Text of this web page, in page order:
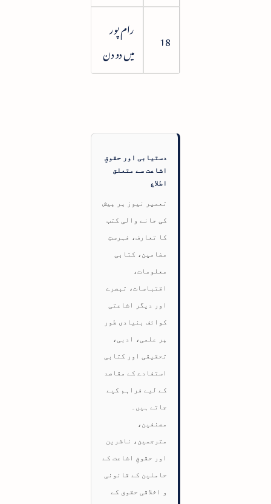
18
رام پور
میں دو دن
دستیابی اور حقوقِ
اشاعت سے متعلق
اطلاع
تعمیر نیوز پر پیش
کی جانے والی کتب
کا تعارف، فہرستِ
مضامین، کتابی
معلومات،
اقتباسات، تبصرے
اور دیگر اشاعتی
کوائف بنیادی طور
پر علمی، ادبی،
تحقیقی اور کتابی
استفادے کے مقاصد
کے لیے فراہم کیے
جاتے ہیں۔
مصنفین،
مترجمین، ناشرین
اور حقوقِ اشاعت کے
حاملین کے قانونی
و اخلاقی حقوق کے